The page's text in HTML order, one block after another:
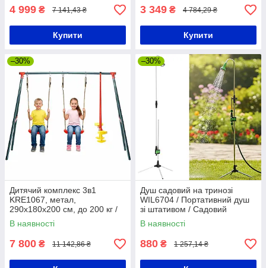
4 999 ₴ 7 141,43 ₴
Купити
3 349 ₴ 4 784,29 ₴
Купити
–30%
Дитячий комплекс 3в1
KRE1067, метал,
290х180х200 см, до 200 кг /
Гойдалки дитячі садові /
Вуличні дитячі гойдалки
В наявності
7 800 ₴ 11 142,86 ₴
–30%
Душ садовий на тринозі
WIL6704 / Портативний душ
зі штативом / Садовий
переносний душ
В наявності
880 ₴ 1 257,14 ₴